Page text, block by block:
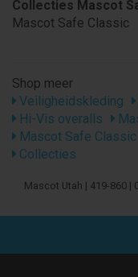
Collecties Mascot
Mascot Safe Classic
Shop meer
Veiligheidskleding
Hi-Vis overalls
Mascot Safe Classic
Collecties
Mascot Utah | 419-860 |